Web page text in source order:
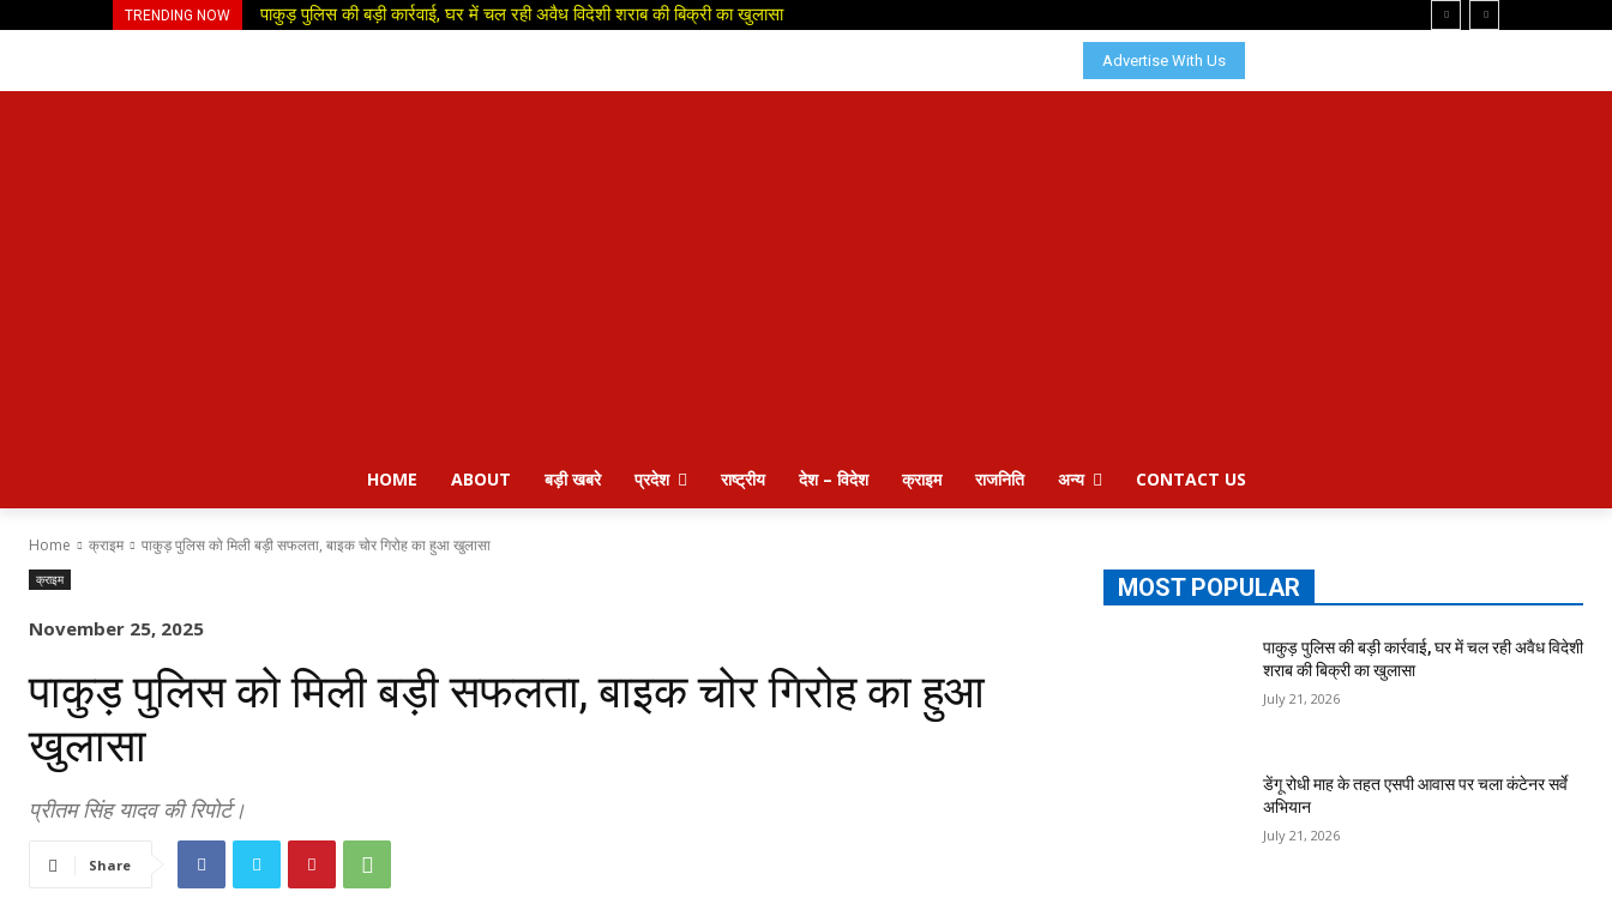
TRENDING NOW पाकुड़ पुलिस की बड़ी कार्रवाई, घर में चल रही अवैध विदेशी शराब की बिक्री का खुलासा
Advertise With Us
HOME ABOUT बड़ी खबरे प्रदेश राष्ट्रीय देश – विदेश क्राइम राजनिति अन्य CONTACT US
Home क्राइम पाकुड़ पुलिस को मिली बड़ी सफलता, बाइक चोर गिरोह का हुआ खुलासा
क्राइम
November 25, 2025
पाकुड़ पुलिस को मिली बड़ी सफलता, बाइक चोर गिरोह का हुआ
खुलासा
प्रीतम सिंह यादव की रिपोर्ट।
Share
MOST POPULAR
पाकुड़ पुलिस की बड़ी कार्रवाई, घर में चल रही अवैध विदेशी
शराब की बिक्री का खुलासा
July 21, 2026
डेंगू रोधी माह के तहत एसपी आवास पर चला कंटेनर सर्वे
अभियान
July 21, 2026